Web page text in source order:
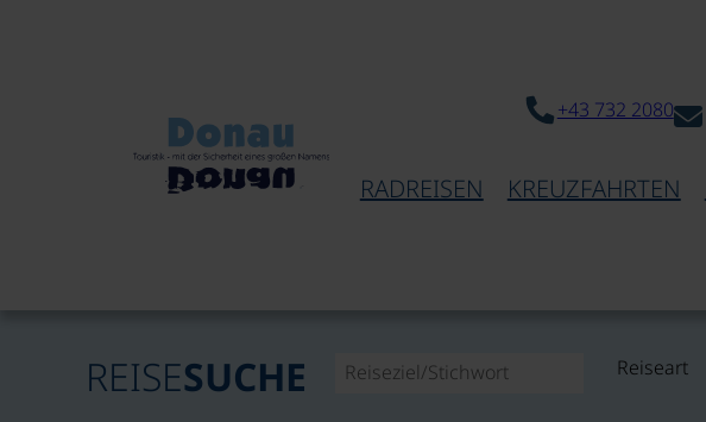
+43 732 2080
RADREISEN KREUZFAHRTEN
REISESUCHE